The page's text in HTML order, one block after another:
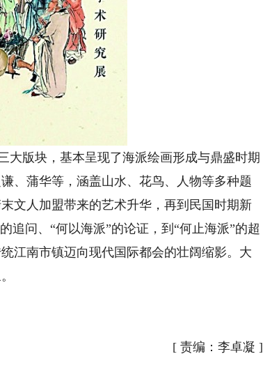
版块，基本呈现了海派绘画形成与鼎盛时期
、蒲华等，涵盖山水、花鸟、人物等多种题
文人加盟带来的艺术升华，再到民国时期新
追问、“何以海派”的论证，到“何止海派”的超
江南市镇迈向现代国际都会的壮阔缩影。大
[ 责编：李卓凝 ]